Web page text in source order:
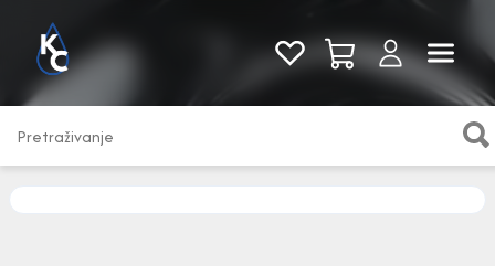
Pogledaj sve